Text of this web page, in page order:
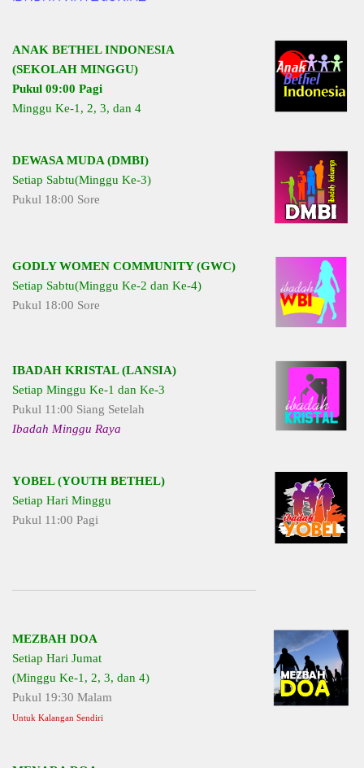
ANAK BETHEL INDONESIA
(SEKOLAH MINGGU)
Pukul 09:00 Pagi
Minggu Ke-1, 2, 3, dan 4
DEWASA MUDA (DMBI)
Setiap Sabtu(Minggu Ke-3)
Pukul 18:00 Sore
GODLY WOMEN COMMUNITY (GWC)
Setiap Sabtu(Minggu Ke-2 dan Ke-4)
Pukul 18:00 Sore
IBADAH KRISTAL (LANSIA)
Setiap Minggu Ke-1 dan Ke-3
Pukul 11:00 Siang Setelah
Ibadah Minggu Raya
YOBEL (YOUTH BETHEL)
Setiap Hari Minggu
Pukul 11:00 Pagi
MEZBAH DOA
Setiap Hari Jumat
(Minggu Ke-1, 2, 3, dan 4)
Pukul 19:30 Malam
Untuk Kalangan Sendiri